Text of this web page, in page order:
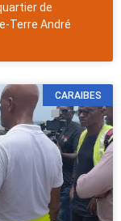
de
Terre André
CARAIBES